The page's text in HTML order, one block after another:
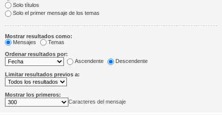
Solo títulos
Solo el primer mensaje de los temas
Mostrar resultados como:
Mensajes
Temas
Ordenar resultados por:
Ascendente
Descendente
Limitar resultados previos a:
Mostrar los primeros:
Caracteres del mensaje